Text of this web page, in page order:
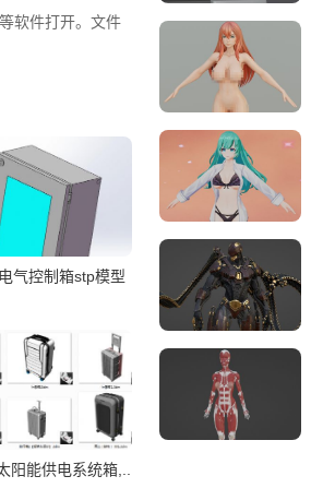
软件打开。文件
气控制箱stp模型
阳能供电系统箱,..